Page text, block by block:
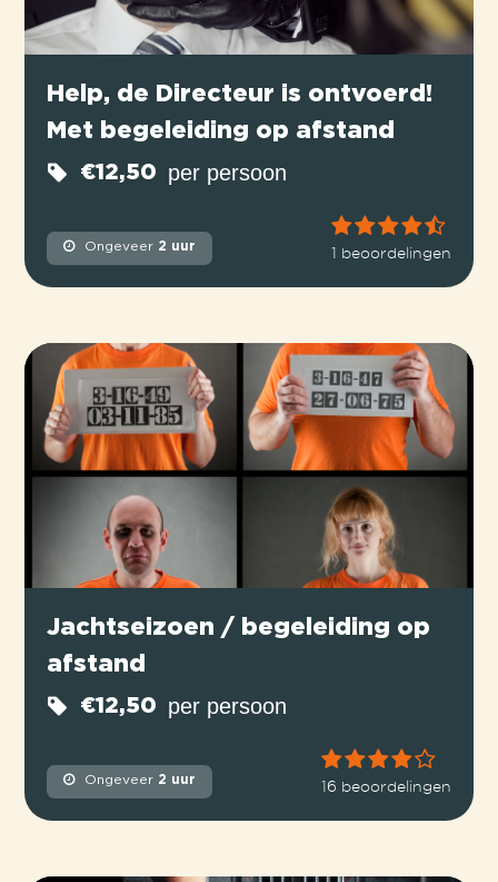
Help, de Directeur is ontvoerd!
Met begeleiding op afstand
€12,50 per persoon
Ongeveer 2 uur 1 beoordelingen
Jachtseizoen / begeleiding op
afstand
€12,50 per persoon
Ongeveer 2 uur 16 beoordelingen